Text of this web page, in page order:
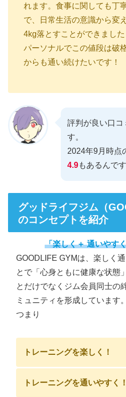
れます。食事に関しても丁
で、日常生活の意識から変
4kg落とすことができまし
パーソナルでこの値段は破
からも通い続けたいです！
評判が良い口コ
す。
2024年9月時点
4.9もあるんで
グッドライフジム（
のコンセプトを紹介
「楽しく＋ 通いやす
GOODLIFE GYMは、楽しく
とで「心身ともに健康な状態
とだけでなくジム会員同士の
ミュニティを形成しています。
つまり
トレーニングを楽しく！
トレーニングを通いやすく！